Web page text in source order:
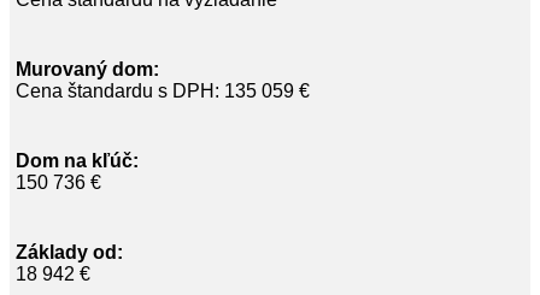
Murovaný dom:
Cena štandardu s DPH: 135 059 €
Dom na kľúč:
150 736 €
Základy od:
18 942 €